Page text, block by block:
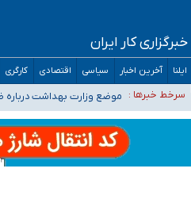
خبرگزاری کار ایران
ایلنا آخرین اخبار سیاسی اقتصادی کارگری
سرخط خبرها :
موضع وزارت بهداشت درباره ظرفیت پزشکی کنکور ۱۴۰۵: خواستار
تعویق آزمون ورودی
خبرنگاران راویان حقیقت با دغدغه نان،
آخرین وضعیت شیوع عفونت‌های تنفسی در